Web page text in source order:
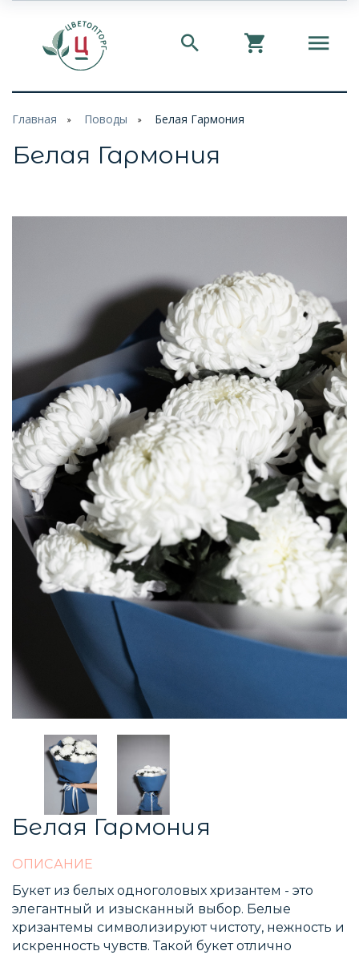
Главная Поводы Белая Гармония
Белая Гармония
Белая Гармония
ОПИСАНИЕ
Букет из белых одноголовых хризантем - это
элегантный и изысканный выбор. Белые
хризантемы символизируют чистоту, нежность и
искренность чувств. Такой букет отлично